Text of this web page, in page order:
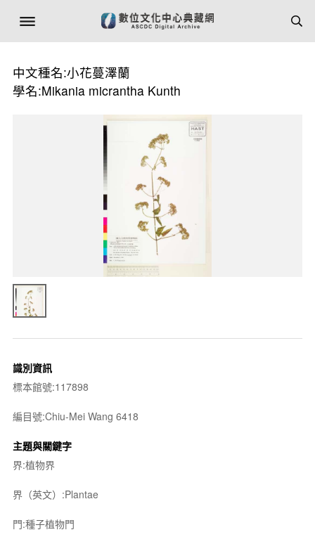
中文種名:小花蔓澤蘭
學名:Mikania micrantha Kunth
識別資訊
標本館號:117898
編目號:Chiu-Mei Wang 6418
主題與關鍵字
界:植物界
界（英文）:Plantae
門:種子植物門